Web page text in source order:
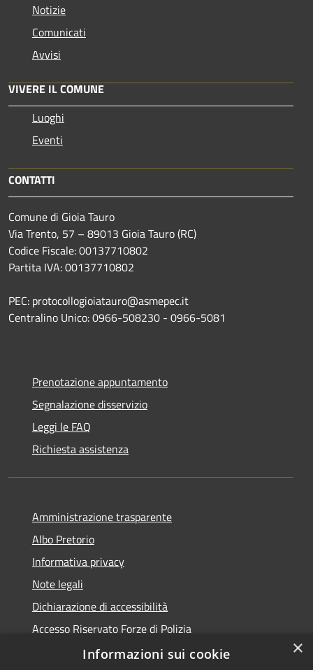
Notizie
Comunicati
Avvisi
VIVERE IL COMUNE
Luoghi
Eventi
CONTATTI
Comune di Gioia Tauro
Via Trento, 57 – 89013 Gioia Tauro (RC)
Codice Fiscale: 00137710802
Partita IVA: 00137710802
PEC: protocollogioiatauro@asmepec.it
Centralino Unico: 0966-508230 - 0966-5081
Prenotazione appuntamento
Segnalazione disservizio
Leggi le FAQ
Richiesta assistenza
Amministrazione trasparente
Albo Pretorio
Informativa privacy
Note legali
Dichiarazione di accessibilità
Accesso Riservato Forze di Polizia
Archivio vecchio sito
×
Informazioni sui cookie